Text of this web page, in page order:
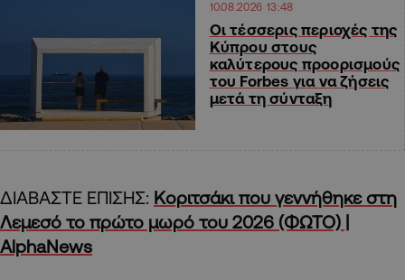
10.08.2026 13:48
Οι τέσσερις περιοχές της
Κύπρου στους
καλύτερους προορισμούς
του Forbes για να ζήσεις
μετά τη σύνταξη
ΔΙΑΒΑΣΤΕ ΕΠΙΣΗΣ: Κοριτσάκι που γεννήθηκε στη
Λεμεσό το πρώτο μωρό του 2026 (ΦΩΤΟ) |
AlphaNews